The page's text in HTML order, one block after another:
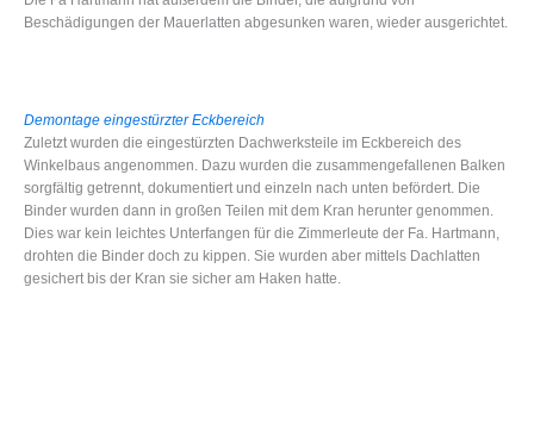
Beschädigungen der Mauerlatten abgesunken waren, wieder ausgerichtet.
Demontage eingestürzter Eckbereich
Zuletzt wurden die eingestürzten Dachwerksteile im Eckbereich des
Winkelbaus angenommen. Dazu wurden die zusammengefallenen Balken
sorgfältig getrennt, dokumentiert und einzeln nach unten befördert. Die
Binder wurden dann in großen Teilen mit dem Kran herunter genommen.
Dies war kein leichtes Unterfangen für die Zimmerleute der Fa. Hartmann,
drohten die Binder doch zu kippen. Sie wurden aber mittels Dachlatten
gesichert bis der Kran sie sicher am Haken hatte.